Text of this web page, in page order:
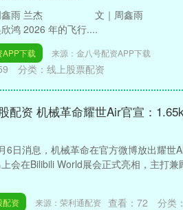
周鑫雨 兰杰 文｜周鑫雨 编辑
鸿 2026 年的飞行....
下载 来源：金八号配资APP下载
分类： 线上股票配资
配资 机械革命耀世Air官宣：
6日消息，机械革命在官方微博放出耀世
会在Bilibili World展会正式亮相，主打
配资 来源：荣利通配资 查看： 72 分类：